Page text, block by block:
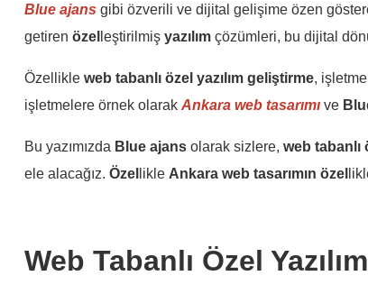
Blue ajans gibi özverili ve dijital gelişime özen
getiren özel leştirilmiş yazılım çözümleri, bu dijital
Özellikle web tabanlı özel yazılım geliştirme,
işletmelere örnek olarak Ankara web tasarımı ve
Bu yazımızda Blue ajans olarak sizlere, web tabanlı
ele alacağız. Özel likle Ankara web tasarımın özel
Web Tabanlı Özel